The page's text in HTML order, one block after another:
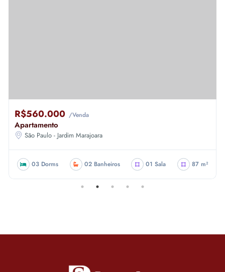
R$560.000 /Venda
Apartamento
São Paulo - Jardim Marajoara
03 Dorms 02 Banheiros 01 Sala 87 m²